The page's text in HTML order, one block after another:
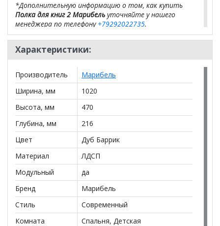
*Дополнительную информацию о том, как купить
Полка для книг 2 Марибель уточняйте у нашего
менеджера по телефону +79292022735.
**Цены на официальном сайте100диванов.com
действительны только для интернет-магазина
могут отличаться от цен в розничных магазинах-
салонах сети!
Характеристики:
Производитель
Марибель
Ширина, мм
1020
Высота, мм
470
Глубина, мм
216
Цвет
Дуб Баррик
Материал
ЛДСП
Модульный
да
Бренд
Марибель
Стиль
Современный
Комната
Спальня, Детская